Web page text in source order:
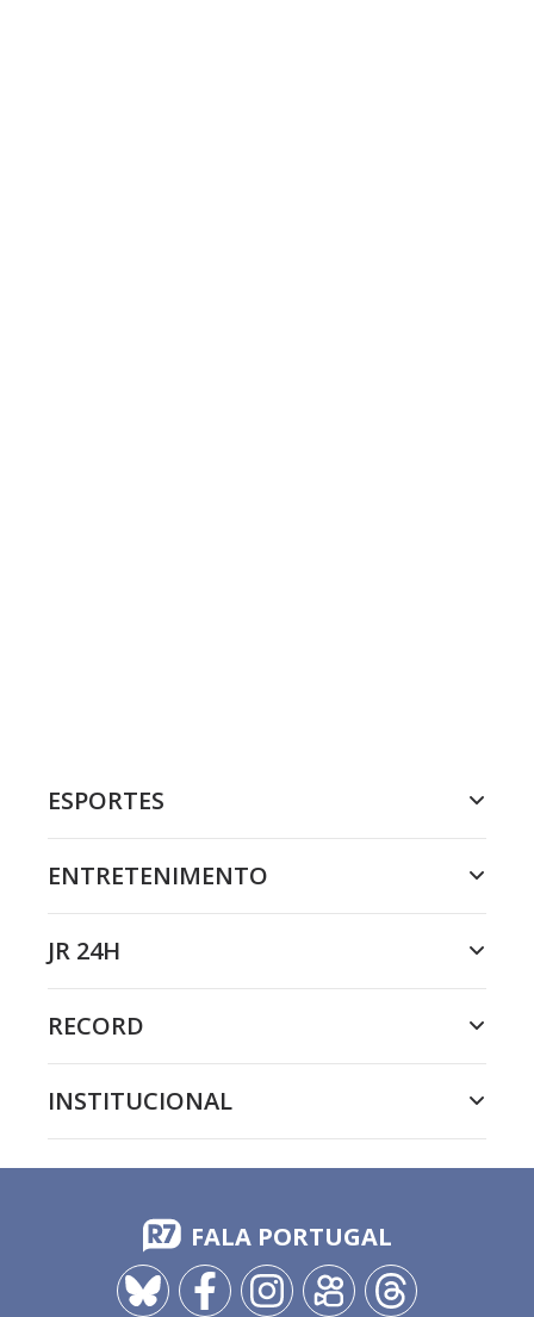
ESPORTES
ENTRETENIMENTO
JR 24H
RECORD
INSTITUCIONAL
FALA PORTUGAL